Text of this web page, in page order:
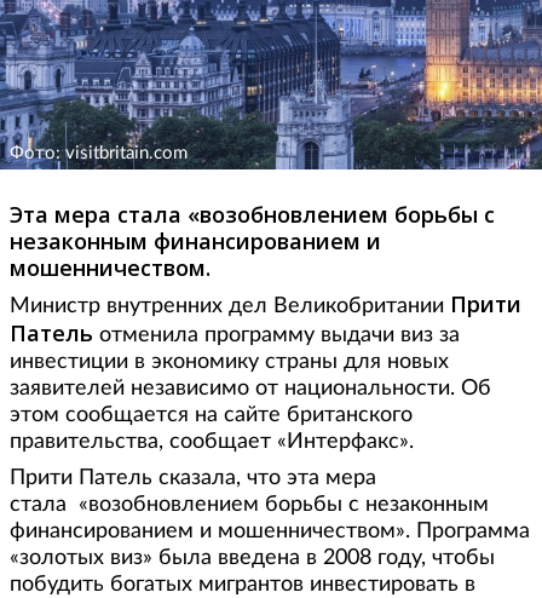
Фото: visitbritain.com
Эта мера стала «возобновлением борьбы с
незаконным финансированием и
мошенничеством.
Министр внутренних дел Великобритании Прити
Патель отменила программу выдачи виз за
инвестиции в экономику страны для новых
заявителей независимо от национальности. Об
этом сообщается на сайте британского
правительства, сообщает «Интерфакс».
Прити Патель сказала, что эта мера
стала «возобновлением борьбы с незаконным
финансированием и мошенничеством». Программа
«золотых виз» была введена в 2008 году, чтобы
побудить богатых мигрантов инвестировать в